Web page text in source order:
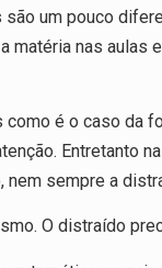
um pouco
nas aulas
é o caso da
Entretanto
sempre a
O distraído